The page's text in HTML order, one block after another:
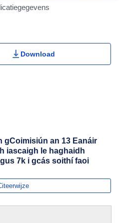
Portlet
Download
gCoimisiún an 13 Eanáir
iascaigh le haghaidh
7k i gcás soithí faoi